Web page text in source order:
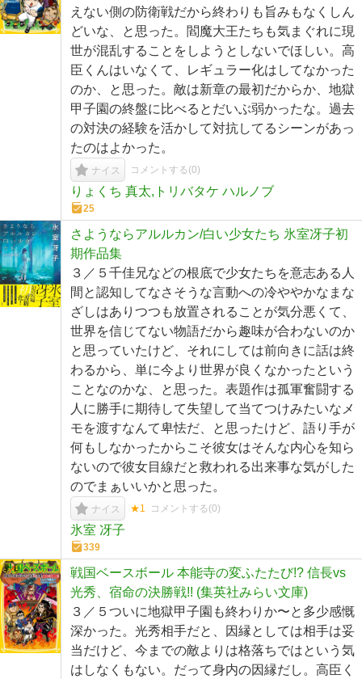
えない側の防衛戦だから終わりも旨みもなくしん
どいな、と思った。閻魔大王たちも気まぐれに現
世が混乱することをしようとしないでほしい。高
臣くんはいなくて、レギュラー化はしてなかった
のか、と思った。敵は新章の最初だからか、地獄
甲子園の終盤に比べるとだいぶ弱かったな。過去
の対決の経験を活かして対抗してるシーンがあっ
たのはよかった。
ナイス コメントする(0)
りょくち 真太,トリバタケ ハルノブ
25
さようならアルルカン/白い少女たち 氷室冴子初
期作品集
３／５千佳兄などの根底で少女たちを意志ある人
間と認知してなさそうな言動への冷ややかなまな
ざしはありつつも放置されることが気分悪くて、
世界を信じてない物語だから趣味が合わないのか
と思っていたけど、それにしては前向きに話は終
わるから、単に今より世界が良くなかったという
ことなのかな、と思った。表題作は孤軍奮闘する
人に勝手に期待して失望して当てつけみたいなメ
モを渡すなんて卑怯だ、と思ったけど、語り手が
何もしなかったからこそ彼女はそんな内心を知ら
ないので彼女目線だと救われる出来事な気がした
のでまぁいいかと思った。
ナイス ★1 コメントする(0)
氷室 冴子
339
戦国ベースボール 本能寺の変ふたたび!? 信長vs
光秀、宿命の決勝戦!! (集英社みらい文庫)
３／５ついに地獄甲子園も終わりか〜と多少感慨
深かった。光秀相手だと、因縁としては相手は妥
当だけど、今までの敵よりは格落ちではという気
はしなくもない。だって身内の因縁だし。高臣く